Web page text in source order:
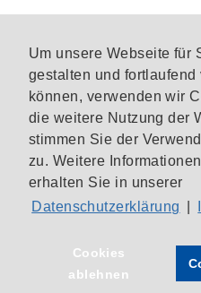
Um unsere Webseite für
gestalten und fortlaufend
können, verwenden wir
die weitere Nutzung der
stimmen Sie der
zu. Weitere
erhalten Sie in unserer
Datenschutzerklärung
Cookies
ablehnen
CIO-
Unsere
Startseite› Aktuelles
News›